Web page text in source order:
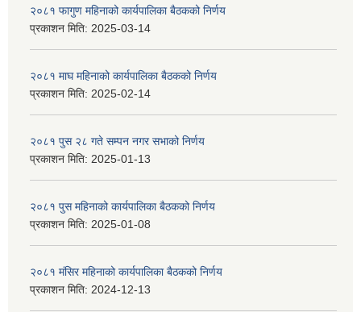
२०८१ फागुण महिनाको कार्यपालिका बैठकको निर्णय
प्रकाशन मिति: 2025-03-14
२०८१ माघ महिनाको कार्यपालिका बैठकको निर्णय
प्रकाशन मिति: 2025-02-14
२०८१ पुस २८ गते सम्प‍न नगर सभाको निर्णय
प्रकाशन मिति: 2025-01-13
२०८१ पुस महिनाको कार्यपालिका बैठकको निर्णय
प्रकाशन मिति: 2025-01-08
२०८१ मंसिर महिनाको कार्यपालिका बैठकको निर्णय
प्रकाशन मिति: 2024-12-13